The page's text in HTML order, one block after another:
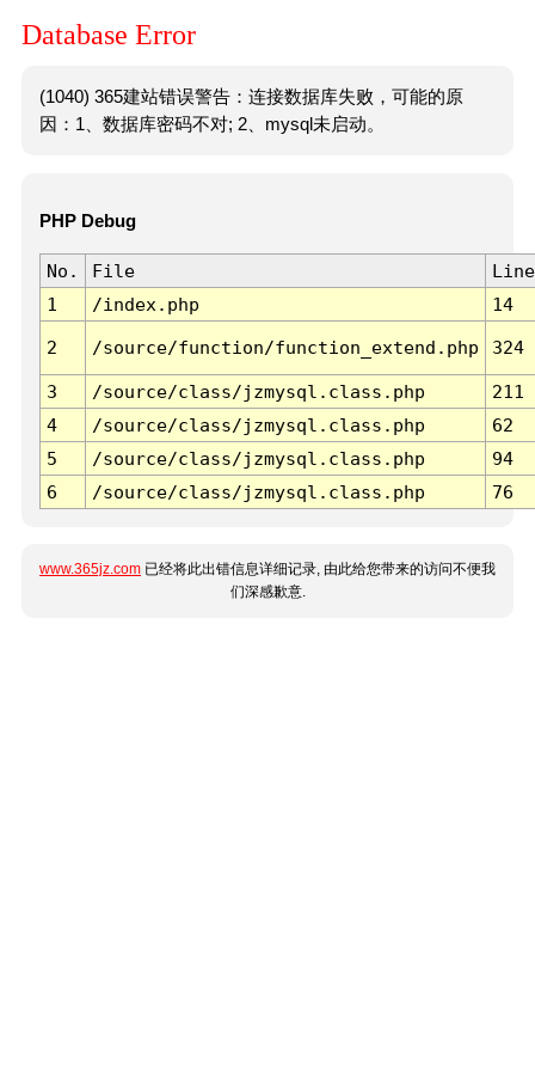
Database Error
(1040) 365建站错误警告：连接数据库失败，可能的原
因：1、数据库密码不对; 2、mysql未启动。
PHP Debug
No. File
Line
1
/index.php 14
2 /source/function/function_extend.php 324
3 /source/class/jzmysql.class.php
211
4
/source/class/jzmysql.class.php
62
5
/source/class/jzmysql.class.php
94
6
/source/class/jzmysql.class.php 76
www.365jz.com 已经将此出错信息详细记录, 由此给您带来的访问不便我
们深感歉意.